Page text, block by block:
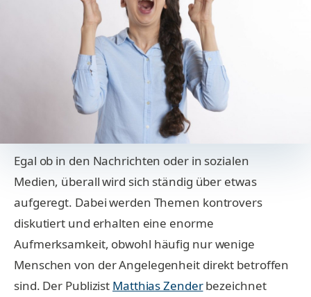
Egal ob in den Nachrichten oder in sozialen
Medien, überall wird sich ständig über etwas
aufgeregt. Dabei werden Themen kontrovers
diskutiert und erhalten eine enorme
Aufmerksamkeit, obwohl häufig nur wenige
Menschen von der Angelegenheit direkt betroffen
sind. Der Publizist Matthias Zenderbezeichnet